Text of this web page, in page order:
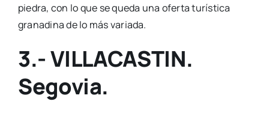
piedra, con lo que se queda una oferta turística
granadina de lo más variada.
3.- VILLACASTIN.
Segovia.